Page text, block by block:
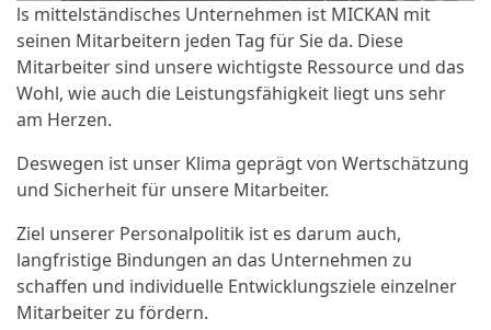
ls mittelständisches Unternehmen ist MICKAN mit
seinen Mitarbeitern jeden Tag für Sie da. Diese
Mitarbeiter sind unsere wichtigste Ressource und das
Wohl, wie auch die Leistungsfähigkeit liegt uns sehr
am Herzen.
Deswegen ist unser Klima geprägt von Wertschätzung
und Sicherheit für unsere Mitarbeiter.
Ziel unserer Personalpolitik ist es darum auch,
langfristige Bindungen an das Unternehmen zu
schaffen und individuelle Entwicklungsziele einzelner
Mitarbeiter zu fördern.